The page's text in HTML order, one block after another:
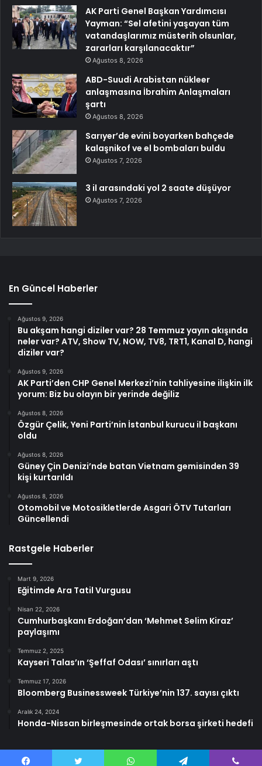
AK Parti Genel Başkan Yardımcısı
Yayman: “Sel afetini yaşayan tüm
vatandaşlarımız müsterih olsunlar,
zararları karşılanacaktır”
Ağustos 8, 2026
ABD-Suudi Arabistan nükleer
anlaşmasına İbrahim Anlaşmaları
şartı
Ağustos 8, 2026
Sarıyer’de evini boyarken bahçede
kalaşnikof ve el bombaları buldu
Ağustos 7, 2026
3 il arasındaki yol 2 saate düşüyor
Ağustos 7, 2026
En Güncel Haberler
Ağustos 9, 2026
Bu akşam hangi diziler var? 28 Temmuz yayın akışında
neler var? ATV, Show TV, NOW, TV8, TRT1, Kanal D, hangi
diziler var?
Ağustos 9, 2026
AK Parti’den CHP Genel Merkezi’nin tahliyesine ilişkin ilk
yorum: Biz bu olayın bir yerinde değiliz
Ağustos 8, 2026
Özgür Çelik, Yeni Parti’nin İstanbul kurucu il başkanı
oldu
Ağustos 8, 2026
Güney Çin Denizi’nde batan Vietnam gemisinden 39
kişi kurtarıldı
Ağustos 8, 2026
Otomobil ve Motosikletlerde Asgari ÖTV Tutarları
Güncellendi
Rastgele Haberler
Mart 9, 2026
Eğitimde Ara Tatil Vurgusu
Nisan 22, 2026
Cumhurbaşkanı Erdoğan’dan ‘Mehmet Selim Kiraz’
paylaşımı
Temmuz 2, 2025
Kayseri Talas’ın ‘Şeffaf Odası’ sınırları aştı
Temmuz 17, 2026
Bloomberg Businessweek Türkiye’nin 137. sayısı çıktı
Aralık 24, 2024
Honda-Nissan birleşmesinde ortak borsa şirketi hedefi